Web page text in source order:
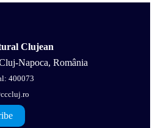
Clujean
Napoca, România
400073